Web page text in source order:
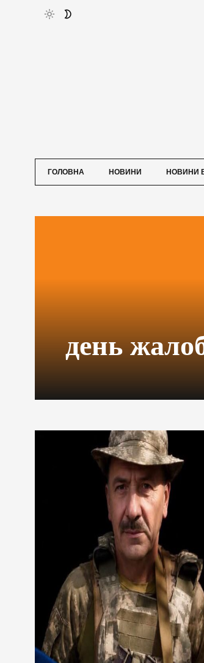
ГОЛОВНА НОВИНИ НОВИНИ
день